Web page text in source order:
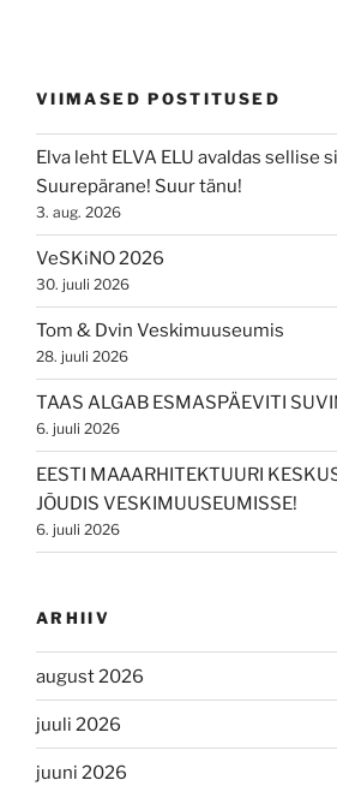
VIIMASED POSTITUSED
Elva leht ELVA ELU avaldas sellise
Suurepärane! Suur tänu!
3. aug. 2026
VeSKiNO 2026
30. juuli 2026
Tom & Dvin Veskimuuseumis
28. juuli 2026
TAAS ALGAB ESMASPÄEVITI
6. juuli 2026
EESTI MAAARHITEKTUURI
JÕUDIS VESKIMUUSEUMISSE!
6. juuli 2026
ARHIIV
august 2026
juuli 2026
juuni 2026